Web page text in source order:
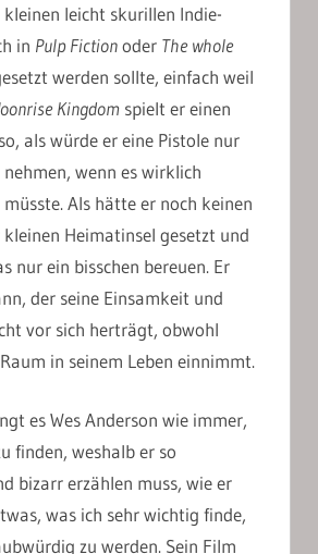
leicht skurillen Indie-
in Pulp Fictionoder The whole
werden sollte, einfach weil
Kingdom spielt er einen
als würde er eine Pistole nur
wenn es wirklich
Als hätte er noch keinen
Heimatinsel gesetzt und
nur ein bisschen bereuen. Er
der seine Einsamkeit und
vor sich herträgt, obwohl
in seinem Leben einnimmt.
es Wes Anderson wie immer,
finden, weshalb er so
bizarr erzählen muss, wie er
was ich sehr wichtig finde,
zu werden. Sein Film